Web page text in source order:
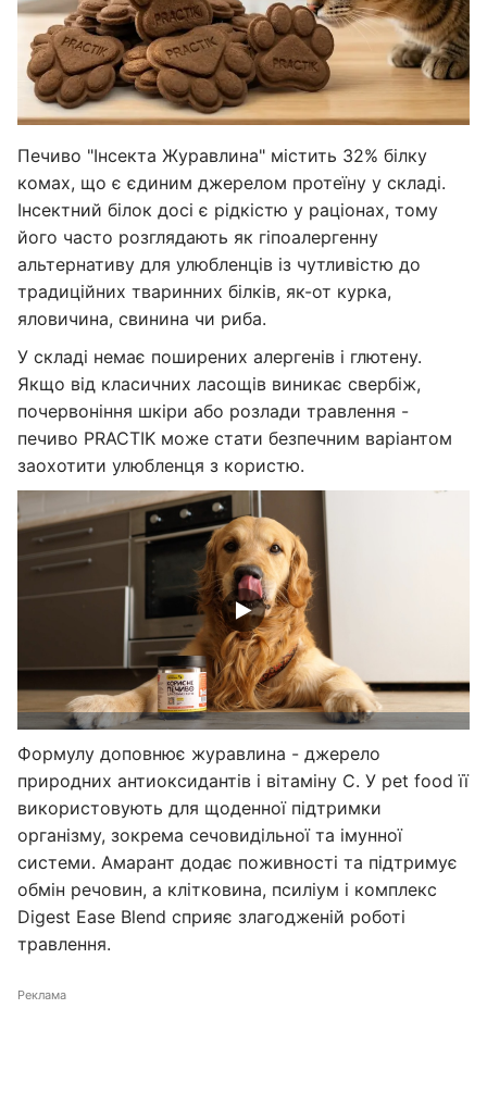
Печиво "Інсекта Журавлина" містить 32% білку
комах, що є єдиним джерелом протеїну у складі.
Інсектний білок досі є рідкістю у раціонах, тому
його часто розглядають як гіпоалергенну
альтернативу для улюбленців із чутливістю до
традиційних тваринних білків, як-от курка,
яловичина, свинина чи риба.
У складі немає поширених алергенів і глютену.
Якщо від класичних ласощів виникає свербіж,
почервоніння шкіри або розлади травлення -
печиво PRACTIK може стати безпечним варіантом
заохотити улюбленця з користю.
Формулу доповнює журавлина - джерело
природних антиоксидантів і вітаміну C. У pet food її
використовують для щоденної підтримки
організму, зокрема сечовидільної та імунної
системи. Амарант додає поживності та підтримує
обмін речовин, а клітковина, псиліум і комплекс
Digest Ease Blend сприяє злагодженій роботі
травлення.
Реклама